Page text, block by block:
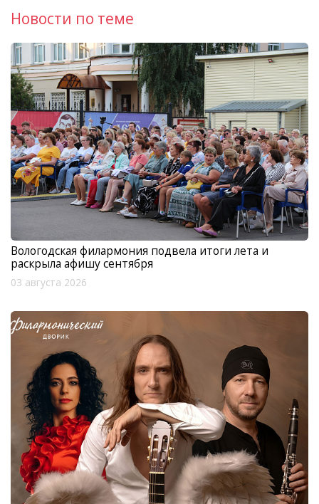
Новости по теме
Вологодская филармония подвела итоги лета и
раскрыла афишу сентября
03 августа 2026